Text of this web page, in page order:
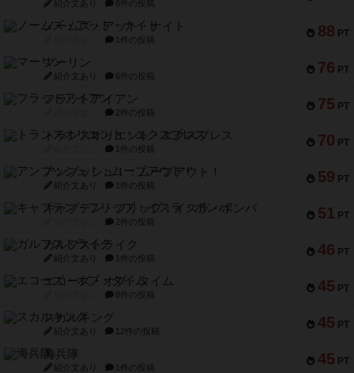
紹介文あり 6件の投稿
88 PT
ノームズ・アット・ナイト
1件の投稿
76 PT
マーリン
紹介文あり 6件の投稿
75 PT
フラットアイアン
2件の投稿
70 PT
トランスオリエント・エクスプレス
1件の投稿
59 PT
アンブッシュ！：ムーブアウト！
紹介文あり 1件の投稿
51 PT
キャプテン・フリップ：イスラ・ボンバ
2件の投稿
46 PT
ガルフストライク
紹介文あり 1件の投稿
45 PT
エコーズ・オブ・タイム
8件の投稿
45 PT
スカルキング
紹介文あり 12件の投稿
45 PT
海兵隊
紹介文あり 1件の投稿